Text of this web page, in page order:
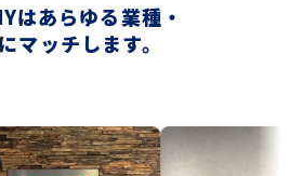
はあらゆる業種・
マッチします。